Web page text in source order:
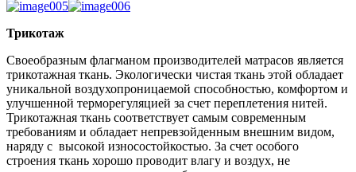
Трикотаж
Своеобразным флагманом производителей матрасов является
трикотажная ткань. Экологически чистая ткань этой обладает
уникальной воздухопроницаемой способностью, комфортом и
улучшенной терморегуляцией за счет переплетения нитей.
Трикотажная ткань соответствует самым современным
требованиям и обладает непревзойденным внешним видом,
наряду с высокой износостойкостью. За счет особого
строения ткань хорошо проводит влагу и воздух, не